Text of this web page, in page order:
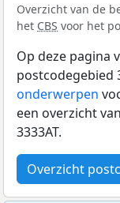
Overzicht van de
het CBS voor het
Op deze pagina
postcodegebied
onderwerpen
een overzicht
3333AT.
Overzicht